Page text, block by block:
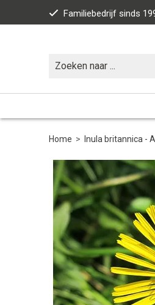
Familiebedrijf sinds
Home > Inula britannica -